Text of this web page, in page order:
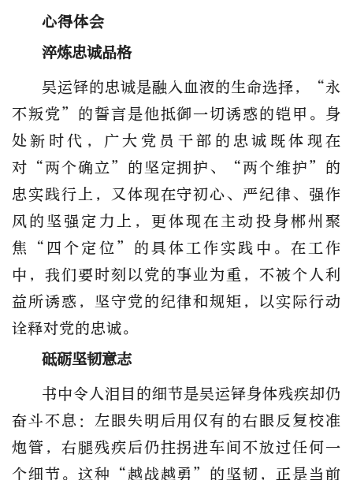
心得体会
淬炼忠诚品格
吴运铎的忠诚是融入血液的生命选择，“永
不叛党”的誓言是他抵御一切诱惑的铠甲。身
处新时代，广大党员干部的忠诚既体现在
对“两个确立”的坚定拥护、“两个维护”的
忠实践行上，又体现在守初心、严纪律、强作
风的坚强定力上，更体现在主动投身郴州聚
焦“四个定位”的具体工作实践中。在工作
中，我们要时刻以党的事业为重，不被个人利
益所诱惑，坚守党的纪律和规矩，以实际行动
诠释对党的忠诚。
砥砺坚韧意志
书中令人泪目的细节是吴运铎身体残疾却仍
奋斗不息：左眼失明后用仅有的右眼反复校准
炮管，右腿残疾后仍拄拐进车间不放过任何一
个细节。这种“越战越勇”的坚韧，正是当前